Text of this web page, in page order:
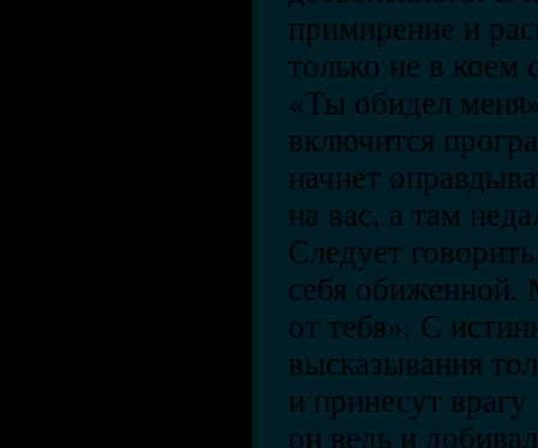
примирение и
только не в коем
«Ты обидел
включится
начнет
на вас, а там
Следует
себя обиженной.
от тебя». С
высказывания
и принесут
он ведь и